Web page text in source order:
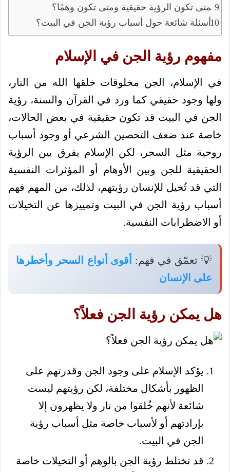
متى تكون الرؤية حقيقية ومتى تكون وهمًا؟
أسئلة شائعة حول أسباب رؤية الجن في البيت؟
مفهوم رؤية الجن في الإسلام
في الإسلام، الجن مخلوقات خلقها الله من النار،
ولها وجود حقيقي كما ورد في القرآن والسنة، رؤية
الجن في البيت قد تكون حقيقية في بعض الحالات،
خاصة عند ضعف التحصين الشرعي أو وجود أسباب
روحية مثل السحر، لكن الإسلام يفرق بين الرؤية
الحقيقية للجن وبين الأوهام أو المؤثرات النفسية
التي قد تُخيل للإنسان رؤيتهم، لذلك، من المهم فهم
أسباب رؤية الجن في البيت وتمييزها عن التخيلات
أو الاضطرابات النفسية.
💡 تعمّق في فهم:
أقوى أنواع السحر وأخطرها
على الإنسان
هل يمكن رؤية الجن فعلاً؟
يؤكد الإسلام على وجود الجن وقدرتهم على
الظهور بأشكال مختلفة، لكن رؤيتهم ليست
شائعة لأنهم خُلقوا من نار ولا يظهرون إلا
بإرادتهم أو لأسباب خاصة مثل أسباب رؤية
الجن في البيت.
قد تختلط رؤية الجن بالوهم أو التخيلات خاصة